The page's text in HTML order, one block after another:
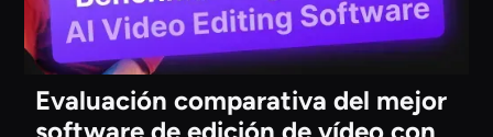
Evaluación comparativa del mejor
software de edición de vídeo con